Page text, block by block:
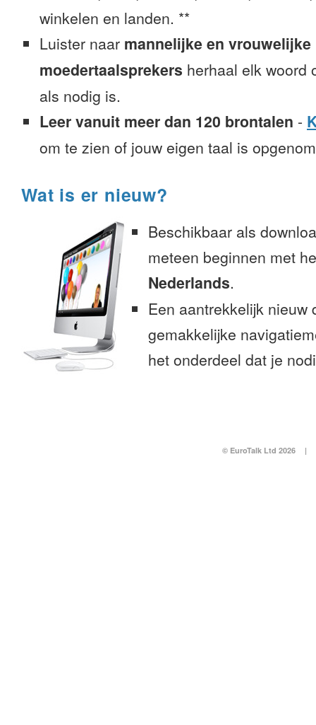
winkelen en landen. **
Luister naar mannelijke en vrouwelijke
moedertaalsprekers herhaal elk woord
als nodig is.
Leer vanuit meer dan 120 brontalen -
om te zien of jouw eigen taal is
Wat is er nieuw?
Beschikbaar als
meteen beginnen met
Nederlands.
Een aantrekkelijk nieuw
gemakkelijke
het onderdeel dat je
© EuroTalk Ltd 2026 |